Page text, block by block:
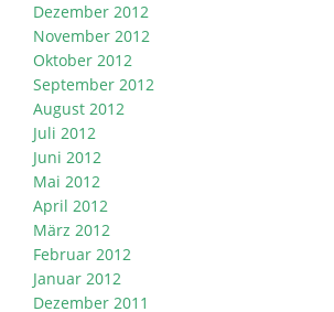
Dezember 2012
November 2012
Oktober 2012
September 2012
August 2012
Juli 2012
Juni 2012
Mai 2012
April 2012
März 2012
Februar 2012
Januar 2012
Dezember 2011